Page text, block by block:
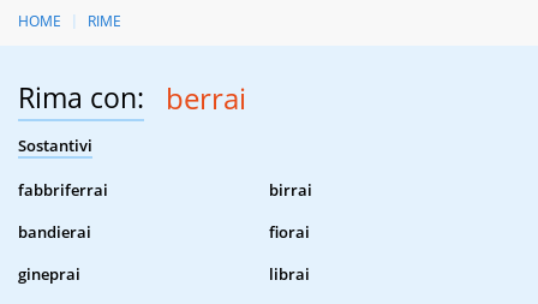
HOME RIME
Rima con: berrai
Sostantivi
fabbriferrai
birrai
bandierai
fiorai
gineprai
librai